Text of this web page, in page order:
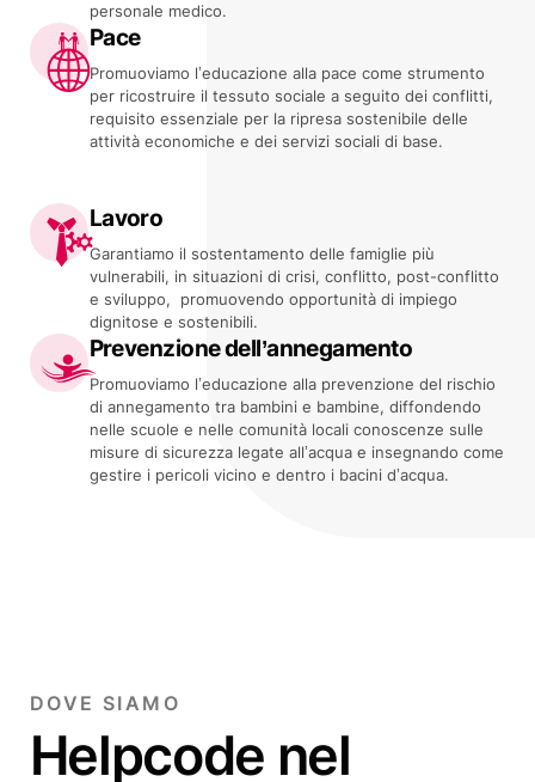
personale medico.
Pace
Promuoviamo l’educazione alla pace come strumento
per ricostruire il tessuto sociale a seguito dei conflitti,
requisito essenziale per la ripresa sostenibile delle
attività economiche e dei servizi sociali di base.
Lavoro
Garantiamo il sostentamento delle famiglie più
vulnerabili, in situazioni di crisi, conflitto, post-conflitto
e sviluppo, promuovendo opportunità di impiego
dignitose e sostenibili.
Prevenzione dell’annegamento
Promuoviamo l’educazione alla prevenzione del rischio
di annegamento tra bambini e bambine, diffondendo
nelle scuole e nelle comunità locali conoscenze sulle
misure di sicurezza legate all’acqua e insegnando come
gestire i pericoli vicino e dentro i bacini d’acqua.
DOVE SIAMO
Helpcode nel